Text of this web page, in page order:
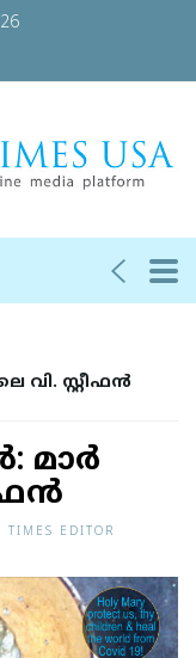
സ്റ്റീഫന്‍
മാര്‍
TIMES EDITOR